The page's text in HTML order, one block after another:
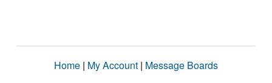
Home | My Account | Message Boards